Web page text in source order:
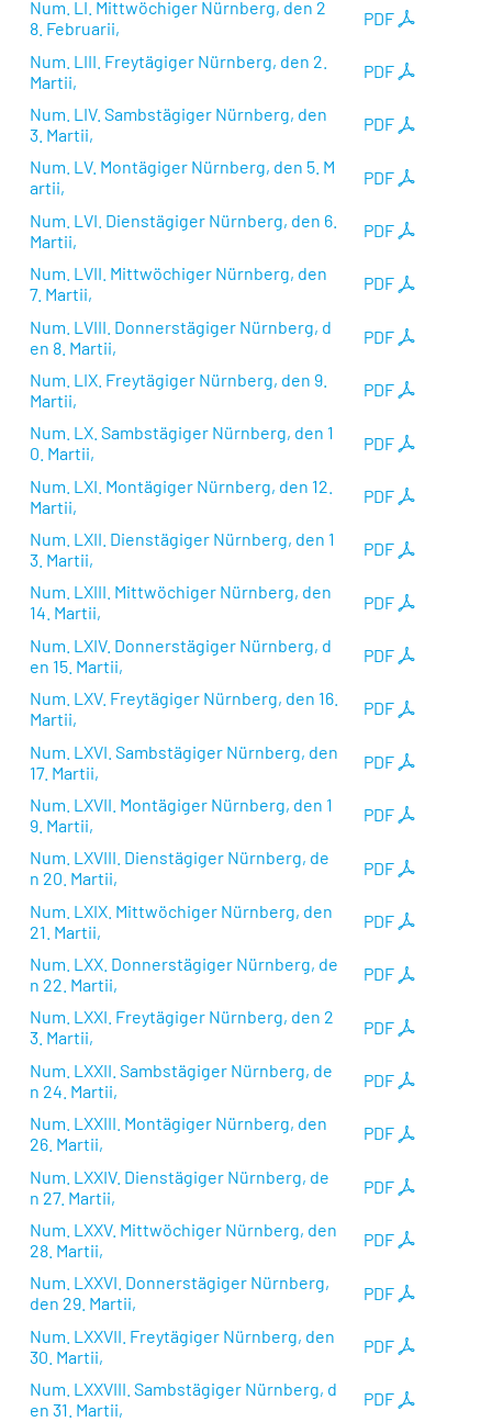
PDF
Num. LI. Mittwöchiger Nürnberg, den 2
8. Februarii,
PDF
Num. LIII. Freytägiger Nürnberg, den 2.
Martii,
PDF
Num. LIV. Sambstägiger Nürnberg, den
3. Martii,
PDF
Num. LV. Montägiger Nürnberg, den 5. M
artii,
PDF
Num. LVI. Dienstägiger Nürnberg, den 6.
Martii,
PDF
Num. LVII. Mittwöchiger Nürnberg, den
7. Martii,
PDF
Num. LVIII. Donnerstägiger Nürnberg, d
en 8. Martii,
PDF
Num. LIX. Freytägiger Nürnberg, den 9.
Martii,
PDF
Num. LX. Sambstägiger Nürnberg, den 1
0. Martii,
PDF
Num. LXI. Montägiger Nürnberg, den 12.
Martii,
PDF
Num. LXII. Dienstägiger Nürnberg, den 1
3. Martii,
PDF
Num. LXIII. Mittwöchiger Nürnberg, den
14. Martii,
PDF
Num. LXIV. Donnerstägiger Nürnberg, d
en 15. Martii,
PDF
Num. LXV. Freytägiger Nürnberg, den 16.
Martii,
PDF
Num. LXVI. Sambstägiger Nürnberg, den
17. Martii,
PDF
Num. LXVII. Montägiger Nürnberg, den 1
9. Martii,
PDF
Num. LXVIII. Dienstägiger Nürnberg, de
n 20. Martii,
PDF
Num. LXIX. Mittwöchiger Nürnberg, den
21. Martii,
PDF
Num. LXX. Donnerstägiger Nürnberg, de
n 22. Martii,
PDF
Num. LXXI. Freytägiger Nürnberg, den 2
3. Martii,
PDF
Num. LXXII. Sambstägiger Nürnberg, de
n 24. Martii,
PDF
Num. LXXIII. Montägiger Nürnberg, den
26. Martii,
PDF
Num. LXXIV. Dienstägiger Nürnberg, de
n 27. Martii,
PDF
Num. LXXV. Mittwöchiger Nürnberg, den
28. Martii,
PDF
Num. LXXVI. Donnerstägiger Nürnberg,
den 29. Martii,
PDF
Num. LXXVII. Freytägiger Nürnberg, den
30. Martii,
PDF
Num. LXXVIII. Sambstägiger Nürnberg, d
en 31. Martii,